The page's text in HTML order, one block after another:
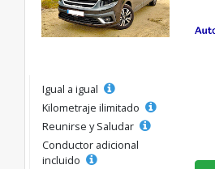
Igual a igual
Kilometraje ilimitado
Reunirse y Saludar
Conductor adicional
incluido